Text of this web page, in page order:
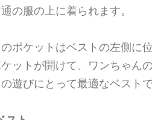
の服の上に着られます。
ポケットはベストの左側に
ットが開けて、ワンちゃん
遊びにとって最適なベストで